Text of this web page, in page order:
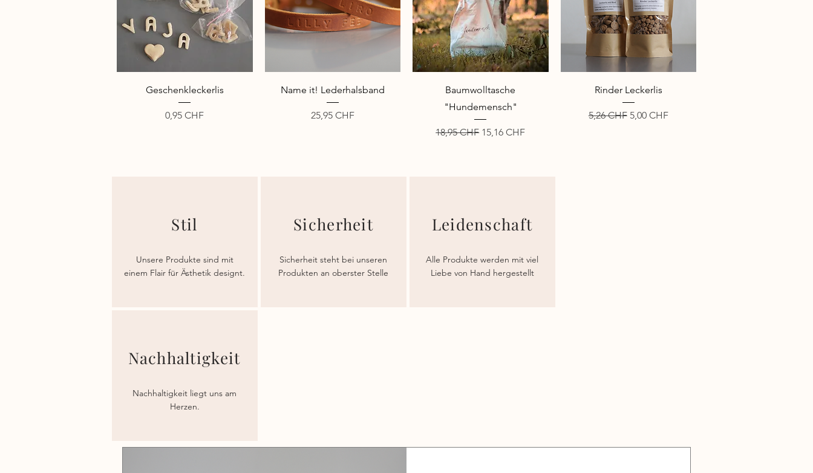
Schnellansicht
Geschenkleckerlis
Preis
0,95 CHF
Schnellansicht
Name it! Lederhalsband
Preis
25,95 CHF
Schnellansicht
Baumwolltasche
"Hundemensch"
Standardpreis
18,95 CHF Sale-Preis
15,16 CHF
Schnellansicht
Rinder Leckerlis
Standardpreis
5,26 CHF Sale-Preis
5,00 CHF
Stil
Unsere Produkte sind mit
einem Flair für Ästhetik designt.
Sicherheit
Sicherheit steht bei unseren
Produkten an oberster Stelle
Leidenschaft
Alle Produkte werden mit viel
Liebe von Hand hergestellt
Nachhaltigkeit
Nachhaltigkeit liegt uns am
Herzen.